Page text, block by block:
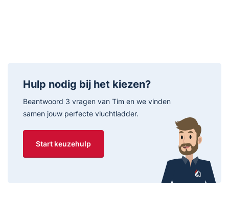
Hulp nodig bij het kiezen?
Beantwoord 3 vragen van Tim en we vinden
samen jouw perfecte vluchtladder.
Start keuzehulp